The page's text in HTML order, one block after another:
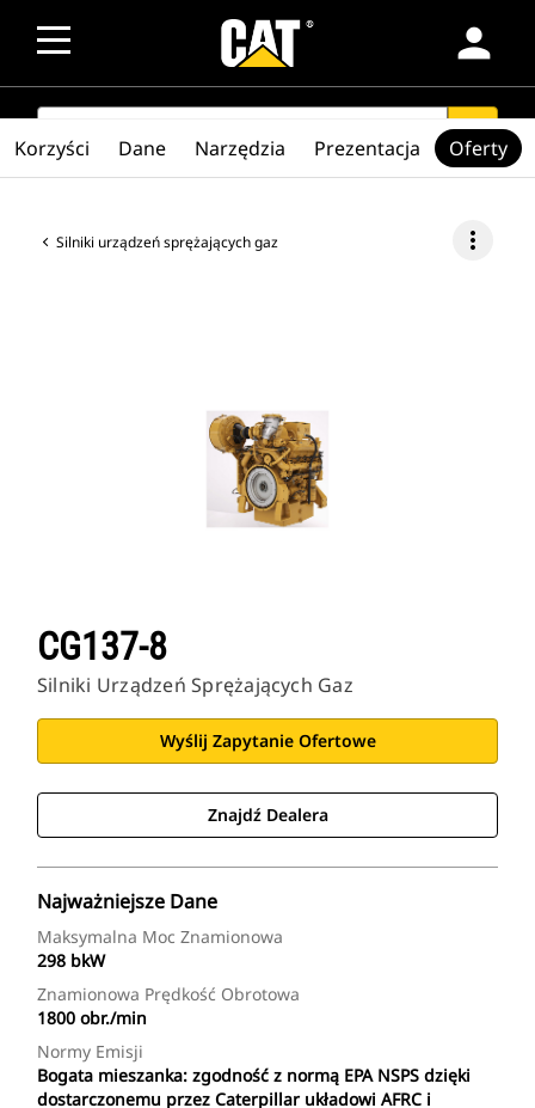
person
SEARCH search
Silniki urządzeń sprężających gaz more_vert
CG137-8
Silniki Urządzeń Sprężających Gaz
Wyślij Zapytanie Ofertowe
Znajdź Dealera
Najważniejsze Dane
Maksymalna Moc Znamionowa
298 bkW
Znamionowa Prędkość Obrotowa
1800 obr./min
Normy Emisji
Bogata mieszanka: zgodność z normą EPA NSPS dzięki
dostarczonemu przez Caterpillar układowi AFRC i
Korzyści Dane Narzędzia Prezentacja Oferty